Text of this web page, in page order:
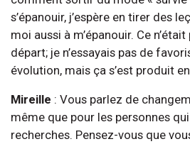
s’épanouir, j’espère en tirer des
moi aussi à m’épanouir. Ce
départ; je n’essayais pas de
évolution, mais ça s’est produit
Mireille : Vous parlez de
même que pour les personnes
recherches. Pensez-vous que